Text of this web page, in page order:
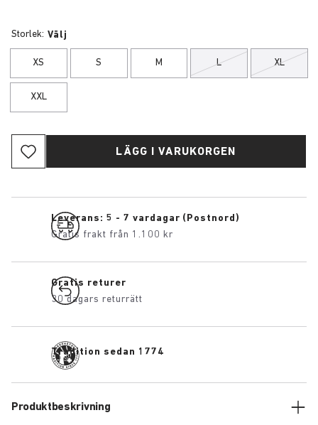
Storlek: Välj
XS S M L XL
XXL
LÄGG I VARUKORGEN
Leverans: 5 - 7 vardagar (Postnord)
Gratis frakt från 1.100 kr
Gratis returer
30 dagars returrätt
Tradition sedan 1774
Produktbeskrivning